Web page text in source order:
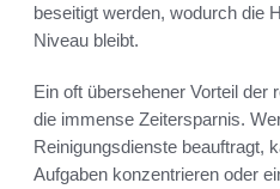
beseitigt werden, wodurch die
Niveau bleibt.
Ein oft übersehener Vorteil der
die immense Zeitersparnis.
Reinigungsdienste beauftragt,
Aufgaben konzentrieren oder